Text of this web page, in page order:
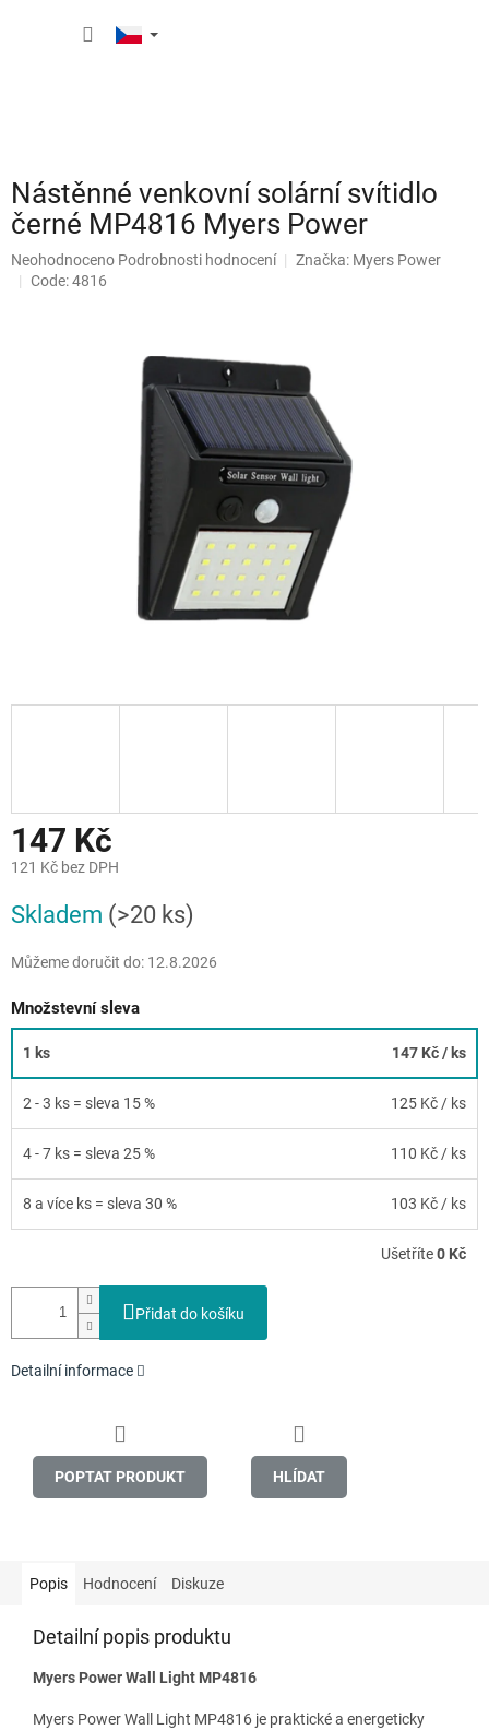
Nástěnné venkovní solární svítidlo
černé MP4816 Myers Power
Průměrné
hodnocení
Neohodnoceno Podrobnosti hodnocení Značka: Myers Power
Code: 4816
147 Kč
121 Kč bez DPH
cena:
Skladem (>20 ks)
Můžeme doručit do: 12.8.2026
Množstevní sleva
1 ks 147 Kč/ ks
2 - 3 ks = sleva 15 % 125 Kč / ks
4 - 7 ks = sleva 25 % 110 Kč / ks
8 a více ks = sleva 30 % 103 Kč / ks
Ušetříte0 Kč
Přidat do košíku
Detailní informace
POPTAT PRODUKT HLÍDAT
Popis Hodnocení Diskuze
Detailní popis produktu
Myers Power Wall Light MP4816
Myers Power Wall Light MP4816 je praktické a energeticky